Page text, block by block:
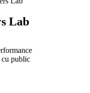
Lab
cu public